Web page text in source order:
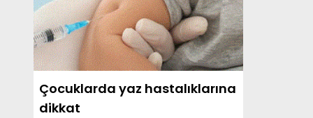
Çocuklarda yaz hastalıklarına
dikkat